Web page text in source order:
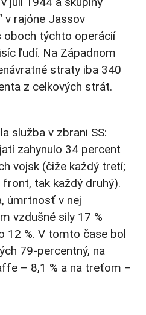
v rajóne Jassov
oboch týchto operácií
ľudí. Na Západnom
straty iba 340
z celkových strát.
služba v zbrani SS:
zahynulo 34 percent
vojsk (čiže každý tretí;
tak každý druhý).
úmrtnosť v nej
vzdušné sily 17 %
12 %. V tomto čase bol
79-percentný, na
– 8,1 % a na treťom –